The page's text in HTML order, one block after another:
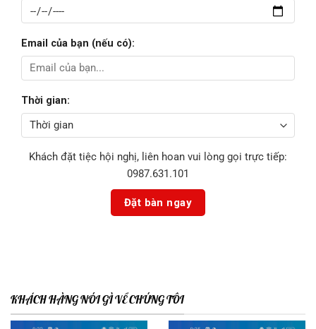
Email của bạn (nếu có):
Thời gian:
Khách đặt tiệc hội nghị, liên hoan vui lòng gọi trực tiếp:
0987.631.101
KHÁCH HÀNG NÓI GÌ VỀ CHÚNG TÔI